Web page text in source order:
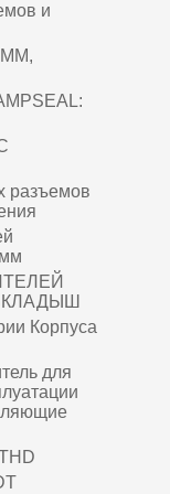
и
разъемов
Корпуса
для